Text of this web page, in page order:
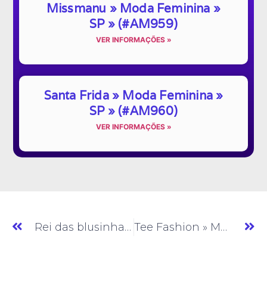
Missmanu » Moda Feminina »
SP » (#AM959)
VER INFORMAÇÕES »
Santa Frida » Moda Feminina »
SP » (#AM960)
VER INFORMAÇÕES »
Rei das blusinhas » Moda Feminina » SP » (#AM699) Tee Fashion » Moda Feminina » SP » (#AM701)